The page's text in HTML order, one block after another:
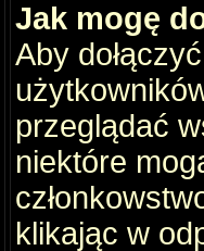
Jak mogę
Aby
przeglądać
niektóre
klikając w